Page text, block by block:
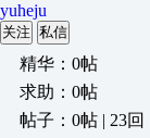
yuheju
关注 私信
精华：0帖
求助：0帖
帖子：0帖 | 23回